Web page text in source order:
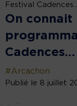
Festival Cadences…
On connait
Cadences…
#Arcachon
Publié le 8 juillet